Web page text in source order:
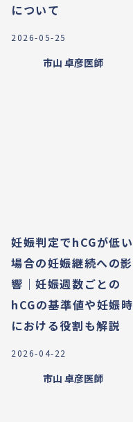
について
2026-05-25
市山 卓彦医師
妊娠判定でhCGが低い
場合の妊娠継続への影
響｜妊娠週数ごとの
hCGの基準値や妊娠時
における役割も解説
2026-04-22
市山 卓彦医師